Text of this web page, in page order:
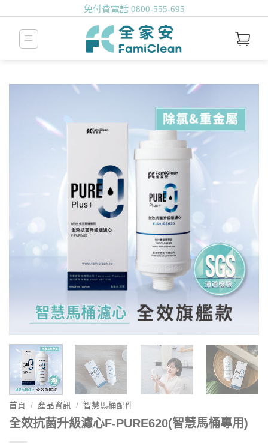
免付費電話 0800-555-695
首頁 / 產品資訊 / 智慧馬桶配件
全效抗菌升級濾心F-PURE620(智慧馬桶專用)